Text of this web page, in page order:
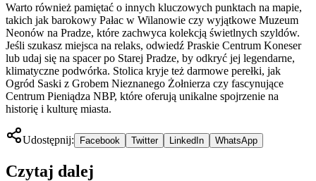
Warto również pamiętać o innych kluczowych punktach na mapie,
takich jak barokowy Pałac w Wilanowie czy wyjątkowe Muzeum
Neonów na Pradze, które zachwyca kolekcją świetlnych szyldów.
Jeśli szukasz miejsca na relaks, odwiedź Praskie Centrum Koneser
lub udaj się na spacer po Starej Pradze, by odkryć jej legendarne,
klimatyczne podwórka. Stolica kryje też darmowe perełki, jak
Ogród Saski z Grobem Nieznanego Żołnierza czy fascynujące
Centrum Pieniądza NBP, które oferują unikalne spojrzenie na
historię i kulturę miasta.
Udostępnij: Facebook Twitter LinkedIn WhatsApp
Czytaj dalej